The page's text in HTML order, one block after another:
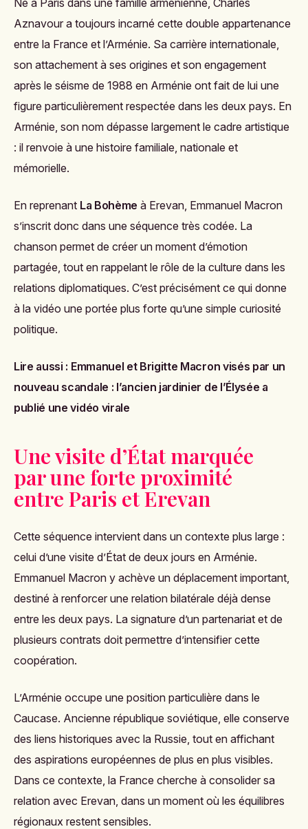
Aznavour a toujours incarné cette double appartenance
entre la France et l’Arménie. Sa carrière internationale,
son attachement à ses origines et son engagement
après le séisme de 1988 en Arménie ont fait de lui une
figure particulièrement respectée dans les deux pays. En
Arménie, son nom dépasse largement le cadre artistique
: il renvoie à une histoire familiale, nationale et
mémorielle.
En reprenant La Bohème à Erevan, Emmanuel Macron
s’inscrit donc dans une séquence très codée. La
chanson permet de créer un moment d’émotion
partagée, tout en rappelant le rôle de la culture dans les
relations diplomatiques. C’est précisément ce qui donne
à la vidéo une portée plus forte qu’une simple curiosité
politique.
Lire aussi : Emmanuel et Brigitte Macron visés par un
nouveau scandale : l’ancien jardinier de l’Élysée a
publié une vidéo virale
Une visite d’État marquée
par une forte proximité
entre Paris et Erevan
Cette séquence intervient dans un contexte plus large :
celui d’une visite d’État de deux jours en Arménie.
Emmanuel Macron y achève un déplacement important,
destiné à renforcer une relation bilatérale déjà dense
entre les deux pays. La signature d’un partenariat et de
plusieurs contrats doit permettre d’intensifier cette
coopération.
L’Arménie occupe une position particulière dans le
Caucase. Ancienne république soviétique, elle conserve
des liens historiques avec la Russie, tout en affichant
des aspirations européennes de plus en plus visibles.
Dans ce contexte, la France cherche à consolider sa
relation avec Erevan, dans un moment où les équilibres
régionaux restent sensibles.